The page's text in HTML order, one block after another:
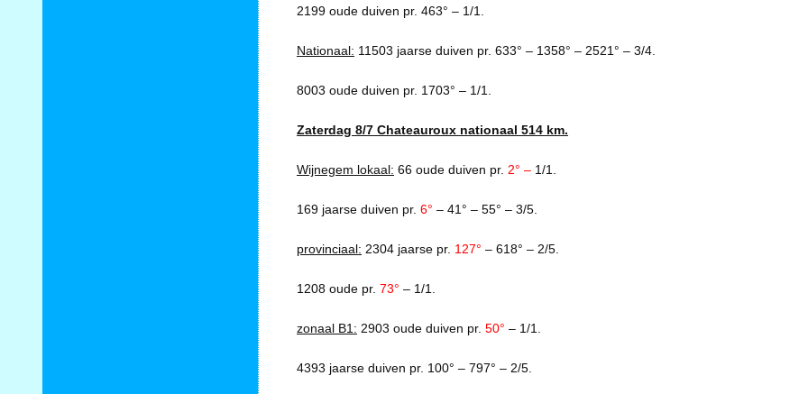
2199 oude duiven pr. 463° – 1/1.
Nationaal: 11503 jaarse duiven pr. 633° – 1358° – 2521° – 3/4.
8003 oude duiven pr. 1703° – 1/1.
Zaterdag 8/7 Chateauroux nationaal 514 km.
Wijnegem lokaal: 66 oude duiven pr. 2° – 1/1.
169 jaarse duiven pr. 6° – 41° – 55° – 3/5.
provinciaal: 2304 jaarse pr. 127° – 618° – 2/5.
1208 oude pr. 73° – 1/1.
zonaal B1: 2903 oude duiven pr. 50° – 1/1.
4393 jaarse duiven pr. 100° – 797° – 2/5.